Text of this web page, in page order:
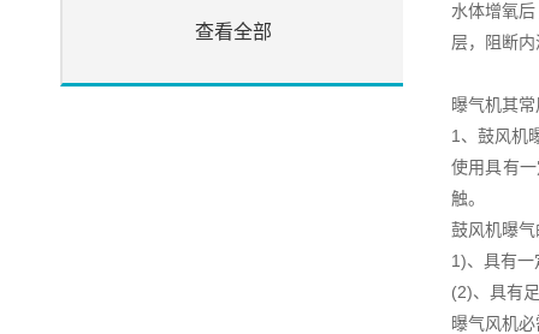
查看全部
水体增氧
层，阻断
曝气机其
1、鼓风机
使用具有
触。
鼓风机曝
1)、具有
(2)、具有
曝气风机